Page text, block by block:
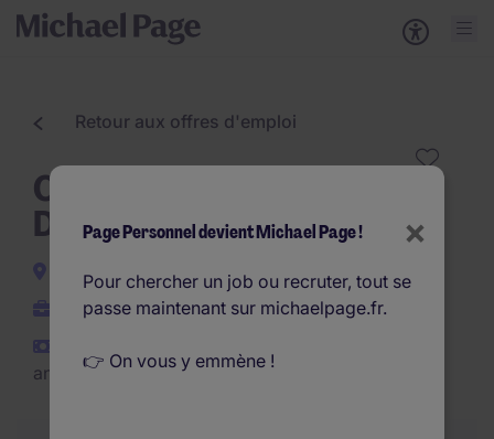
Retour aux offres d'emploi
Opérateur Machine de
Découpe H/F
Bondoufle
Interim
an
×
Page Personnel devient Michael Page !
Pour chercher un job ou recruter, tout se
passe maintenant sur michaelpage.fr.
👉 On vous y emmène !